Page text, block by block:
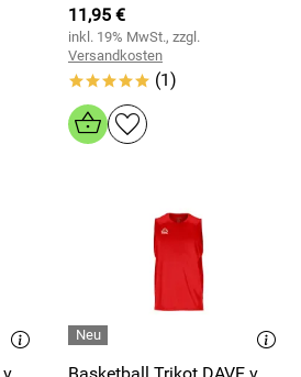
11,95 €
inkl. 19% MwSt., zzgl.
Versandkosten
***** (1)